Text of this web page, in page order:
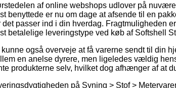
af online webshops udlover på
benyttede er nu om dage at afsende til en
det passer ind i din hverdag. Fragtmuligheden
betalelige leveringstype ved køb af Softshell
kunne også overveje at få varerne sendt til din
en anelse dyrere, men ligeledes vældig
produkterne selv, hvilket dog afhænger af at
på Syning > Stof >